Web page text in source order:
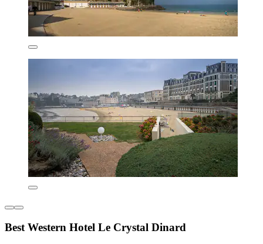
Best Western Hotel Le Crystal Dinard